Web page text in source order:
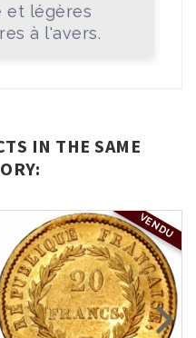
et légères
à l'avers.
IN THE SAME
VENDU